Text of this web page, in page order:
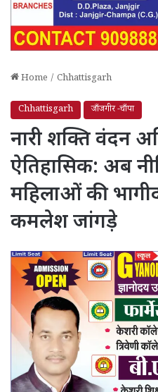
Home / Chhattisgarh
Chhattisgarh जाँजगीर -चाँपा
नारी शक्ति वंदन
ऐतिहासिक: अब
महिलाओं की
कमलेश जांगड़े